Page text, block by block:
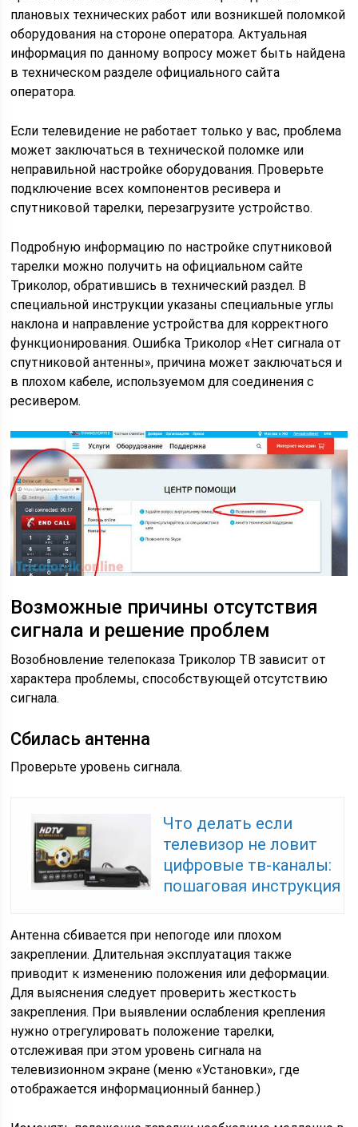
плановых технических работ или возникшей поломкой
оборудования на стороне оператора. Актуальная
информация по данному вопросу может быть найдена
в техническом разделе официального сайта
оператора.
Если телевидение не работает только у вас, проблема
может заключаться в технической поломке или
неправильной настройке оборудования. Проверьте
подключение всех компонентов ресивера и
спутниковой тарелки, перезагрузите устройство.
Подробную информацию по настройке спутниковой
тарелки можно получить на официальном сайте
Триколор, обратившись в технический раздел. В
специальной инструкции указаны специальные углы
наклона и направление устройства для корректного
функционирования. Ошибка Триколор «Нет сигнала от
спутниковой антенны», причина может заключаться и
в плохом кабеле, используемом для соединения с
ресивером.
Возможные причины отсутствия
сигнала и решение проблем
Возобновление телепоказа Триколор ТВ зависит от
характера проблемы, способствующей отсутствию
сигнала.
Сбилась антенна
Проверьте уровень сигнала.
Что делать если
телевизор не ловит
цифровые тв-каналы:
пошаговая инструкция
Антенна сбивается при непогоде или плохом
закреплении. Длительная эксплуатация также
приводит к изменению положения или деформации.
Для выяснения следует проверить жесткость
закрепления. При выявлении ослабления крепления
нужно отрегулировать положение тарелки,
отслеживая при этом уровень сигнала на
телевизионном экране (меню «Установки», где
отображается информационный баннер.)